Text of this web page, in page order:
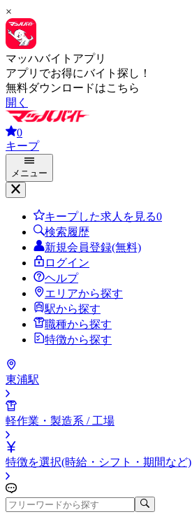
×
マッハバイトアプリ
アプリでお得にバイト探し！
無料ダウンロードはこちら
開く
0
キープ
メニュー
キープした求人を見る0
検索履歴
新規会員登録(無料)
ログイン
ヘルプ
エリアから探す
駅から探す
職種から探す
特徴から探す
東浦駅
軽作業・製造系 / 工場
特徴を選択(時給・シフト・期間など)